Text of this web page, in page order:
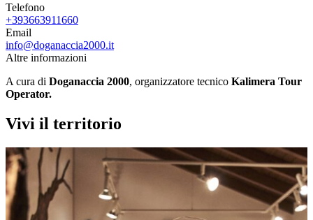
Telefono
+393663911660
Email
info@doganaccia2000.it
Altre informazioni
A cura di Doganaccia 2000, organizzatore tecnico Kalimera Tour
Operator.
Vivi il territorio